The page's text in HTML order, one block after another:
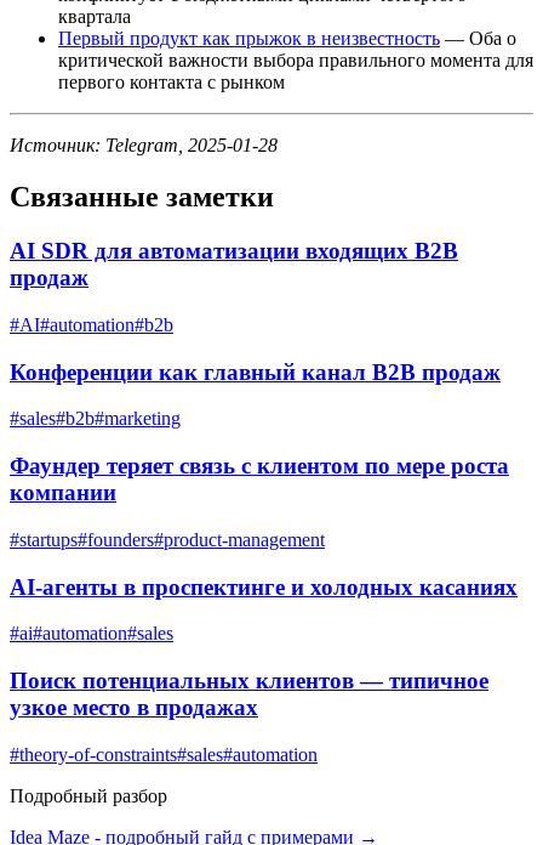
квартала
Первый продукт как прыжок в неизвестность — Оба о
критической важности выбора правильного момента для
первого контакта с рынком
Источник: Telegram, 2025-01-28
Связанные заметки
AI SDR для автоматизации входящих B2B
продаж
#AI#automation#b2b
Конференции как главный канал B2B продаж
#sales#b2b#marketing
Фаундер теряет связь с клиентом по мере роста
компании
#startups#founders#product-management
AI-агенты в проспектинге и холодных касаниях
#ai#automation#sales
Поиск потенциальных клиентов — типичное
узкое место в продажах
#theory-of-constraints#sales#automation
Подробный разбор
Idea Maze - подробный гайд с примерами →